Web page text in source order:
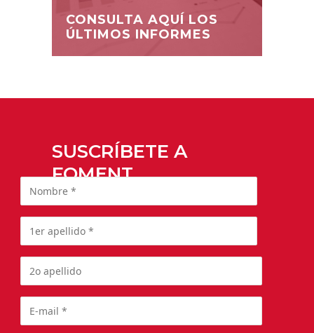
CONSULTA AQUÍ LOS
ÚLTIMOS INFORMES
SUSCRÍBETE A
FOMENT